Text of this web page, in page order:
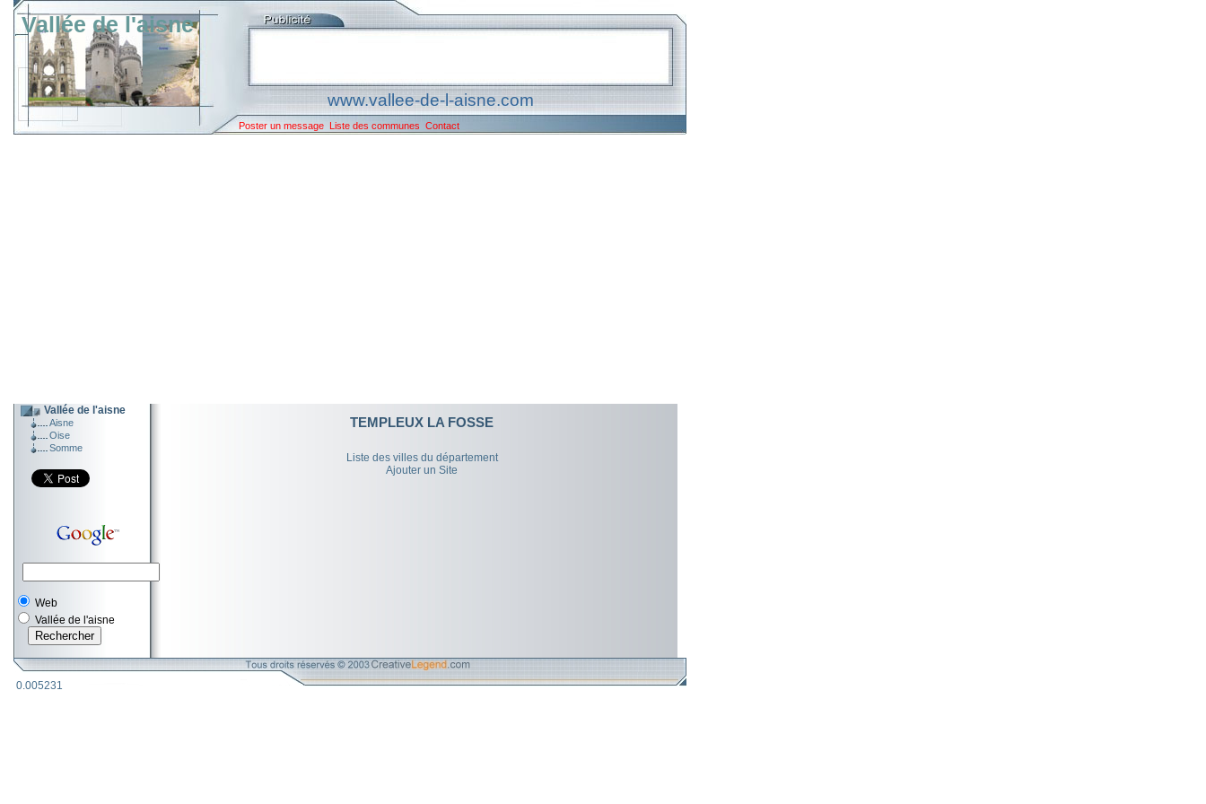
Vallée de l'aisne
www.vallee-de-l-aisne.com
Poster un message Liste des communes Contact
Vallée de l'aisne
Aisne
Oise
Somme
Web
Vallée de l'aisne
TEMPLEUX LA FOSSE
Liste des villes du département
Ajouter un Site
0.005231